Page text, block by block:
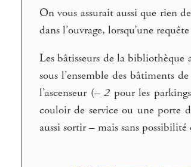
On vous assurait aussi que rien
dans l’ouvrage, lorsqu’une
Les bâtisseurs de la bibliothèque
sous l’ensemble des bâtiments
l’ascenseur (– 2 pour les
couloir de service ou une porte
aussi sortir – mais sans